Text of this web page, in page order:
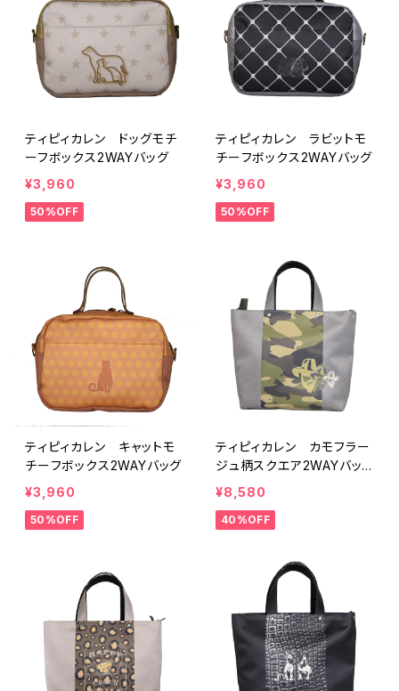
ティピィカレン ドッグモチ
ーフボックス2WAYバッグ
¥3,960
50%OFF
ティピィカレン ラビットモ
チーフボックス2WAYバッグ
¥3,960
50%OFF
ティピィカレン キャットモ
チーフボックス2WAYバッグ
¥3,960
50%OFF
ティピィカレン カモフラー
ジュ柄スクエア2WAYバッ
グ
¥8,580
40%OFF